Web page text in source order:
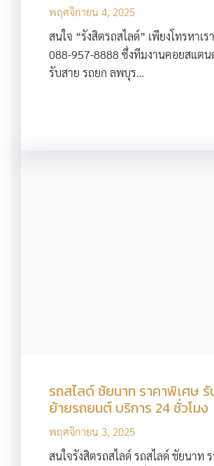
พฤศจิกายน 4, 2025
สนใจ “รังสิตรถสไลด์” เพียงโทรหาเร
088-957-8888 ซึ่งทีมงานคอยสแต
รับสาย รถยก ลพบุร…
รถสไลด์ ชัยนาท ราคาพิเศษ
ย้ายรถยนต์ บริการ 24 ชั่วโมง
พฤศจิกายน 3, 2025
สนใจรังสิตรถสไลด์ รถสไลด์ ชัยนาท